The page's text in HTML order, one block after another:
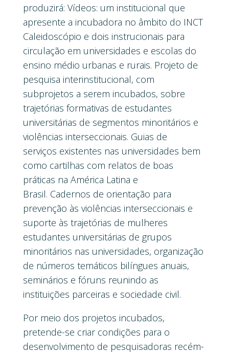
produzirá: Vídeos: um institucional que
apresente a incubadora no âmbito do INCT
Caleidoscópio e dois instrucionais para
circulação em universidades e escolas do
ensino médio urbanas e rurais. Projeto de
pesquisa interinstitucional, com
subprojetos a serem incubados, sobre
trajetórias formativas de estudantes
universitárias de segmentos minoritários e
violências interseccionais. Guias de
serviços existentes nas universidades bem
como cartilhas com relatos de boas
práticas na América Latina e
Brasil. Cadernos de orientação para
prevenção às violências interseccionais e
suporte às trajetórias de mulheres
estudantes universitárias de grupos
minoritários nas universidades, organização
de números temáticos bilíngues anuais,
seminários e fóruns reunindo as
instituições parceiras e sociedade civil.
Por meio dos projetos incubados,
pretende-se criar condições para o
desenvolvimento de pesquisadoras recém-